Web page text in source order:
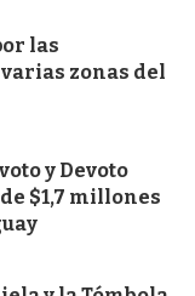
las
zonas del
y Devoto
$1,7 millones